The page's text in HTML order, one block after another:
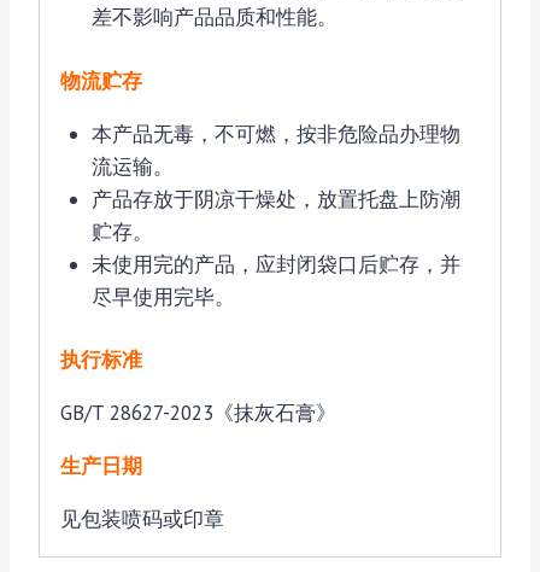
差不影响产品品质和性能。
物流贮存
本产品无毒，不可燃，按非危险品办理物
流运输。
产品存放于阴凉干燥处，放置托盘上防潮
贮存。
未使用完的产品，应封闭袋口后贮存，并
尽早使用完毕。
执行标准
GB/T 28627-2023《抹灰石膏》
生产日期
见包装喷码或印章